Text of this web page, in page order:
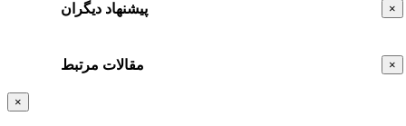
× پیشنهاد دیگران
× مقالات مرتبط
×